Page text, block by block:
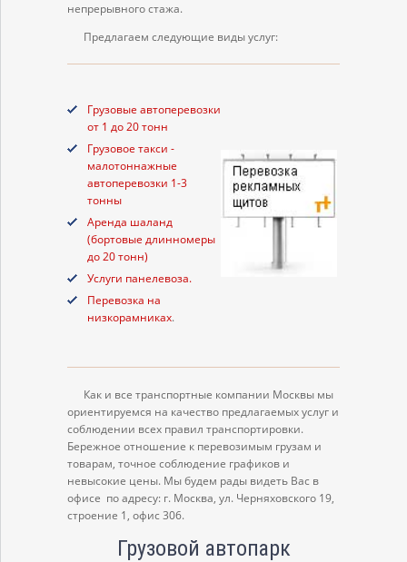
непрерывного стажа.
Предлагаем следующие виды услуг:
Грузовые автоперевозки
от 1 до 20 тонн
Грузовое такси -
малотоннажные
автоперевозки 1-3
тонны
Аренда шаланд
(бортовые длинномеры
до 20 тонн)
Услуги панелевоза.
Перевозка на
низкорамниках.
Как и все транспортные компании Москвы мы
ориентируемся на качество предлагаемых услуг и
соблюдении всех правил транспортировки.
Бережное отношение к перевозимым грузам и
товарам, точное соблюдение графиков и
невысокие цены. Мы будем рады видеть Вас в
офисе по адресу: г. Москва, ул. Черняховского 19,
строение 1, офис 306.
Грузовой автопарк